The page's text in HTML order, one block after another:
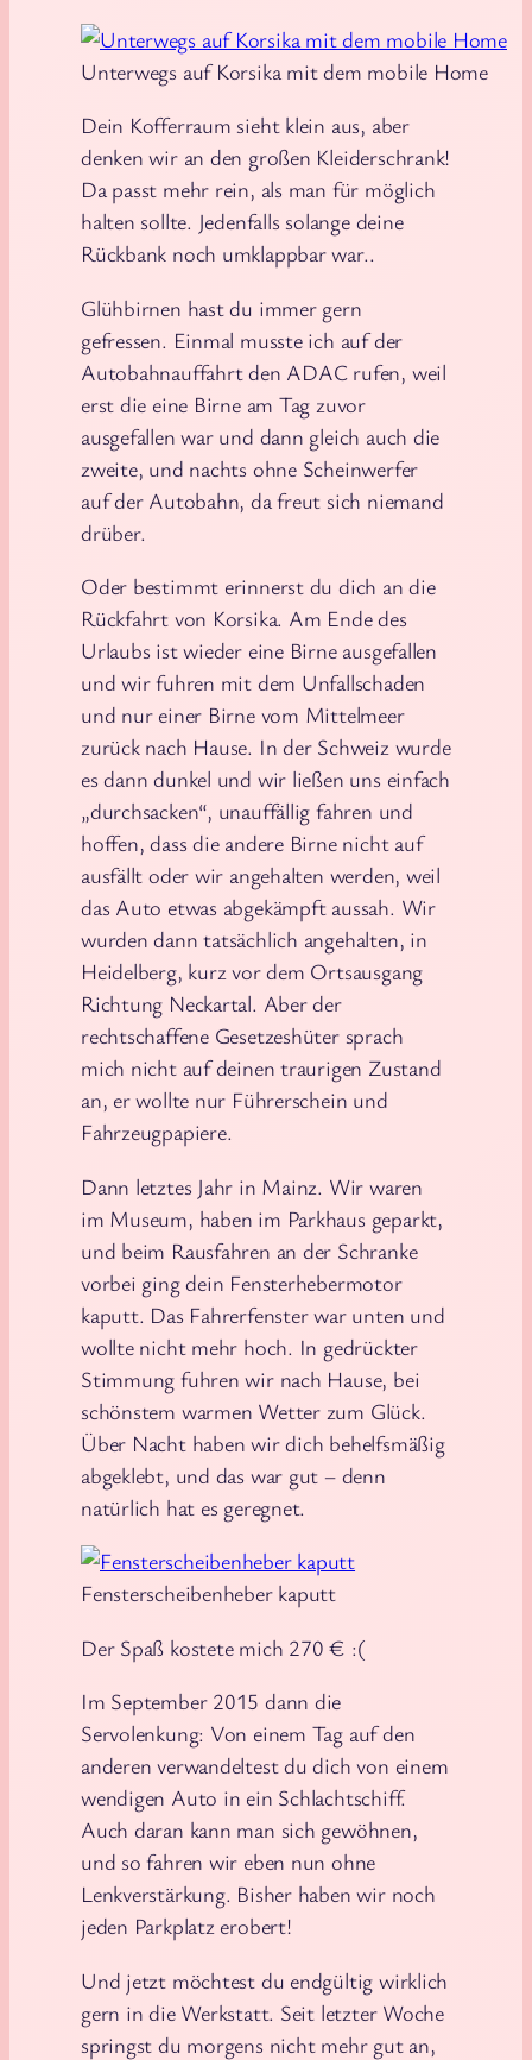
Unterwegs auf Korsika mit dem mobile Home
Dein Kofferraum sieht klein aus, aber
denken wir an den großen Kleiderschrank!
Da passt mehr rein, als man für möglich
halten sollte. Jedenfalls solange deine
Rückbank noch umklappbar war..
Glühbirnen hast du immer gern
gefressen. Einmal musste ich auf der
Autobahnauffahrt den ADAC rufen, weil
erst die eine Birne am Tag zuvor
ausgefallen war und dann gleich auch die
zweite, und nachts ohne Scheinwerfer
auf der Autobahn, da freut sich niemand
drüber.
Oder bestimmt erinnerst du dich an die
Rückfahrt von Korsika. Am Ende des
Urlaubs ist wieder eine Birne ausgefallen
und wir fuhren mit dem Unfallschaden
und nur einer Birne vom Mittelmeer
zurück nach Hause. In der Schweiz wurde
es dann dunkel und wir ließen uns einfach
„durchsacken“, unauffällig fahren und
hoffen, dass die andere Birne nicht auf
ausfällt oder wir angehalten werden, weil
das Auto etwas abgekämpft aussah. Wir
wurden dann tatsächlich angehalten, in
Heidelberg, kurz vor dem Ortsausgang
Richtung Neckartal. Aber der
rechtschaffene Gesetzeshüter sprach
mich nicht auf deinen traurigen Zustand
an, er wollte nur Führerschein und
Fahrzeugpapiere.
Dann letztes Jahr in Mainz. Wir waren
im Museum, haben im Parkhaus geparkt,
und beim Rausfahren an der Schranke
vorbei ging dein Fensterhebermotor
kaputt. Das Fahrerfenster war unten und
wollte nicht mehr hoch. In gedrückter
Stimmung fuhren wir nach Hause, bei
schönstem warmen Wetter zum Glück.
Über Nacht haben wir dich behelfsmäßig
abgeklebt, und das war gut – denn
natürlich hat es geregnet.
Fensterscheibenheber kaputt
Der Spaß kostete mich 270 € :(
Im September 2015 dann die
Servolenkung: Von einem Tag auf den
anderen verwandeltest du dich von einem
wendigen Auto in ein Schlachtschiff.
Auch daran kann man sich gewöhnen,
und so fahren wir eben nun ohne
Lenkverstärkung. Bisher haben wir noch
jeden Parkplatz erobert!
Und jetzt möchtest du endgültig wirklich
gern in die Werkstatt. Seit letzter Woche
springst du morgens nicht mehr gut an,